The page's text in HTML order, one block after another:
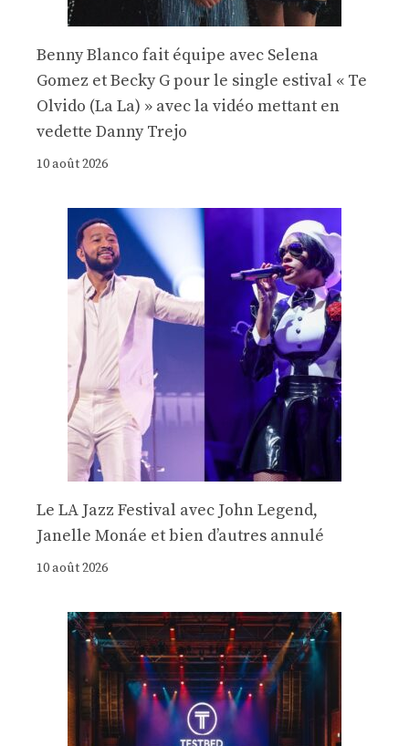
Benny Blanco fait équipe avec Selena
Gomez et Becky G pour le single estival « Te
Olvido (La La) » avec la vidéo mettant en
vedette Danny Trejo
10 août 2026
Le LA Jazz Festival avec John Legend,
Janelle Monáe et bien d’autres annulé
10 août 2026